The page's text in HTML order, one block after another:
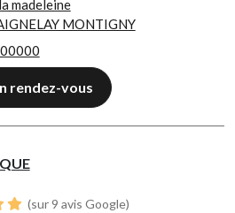
madeleine
MONTIGNY
rendez-vous
(sur 9 avis Google)